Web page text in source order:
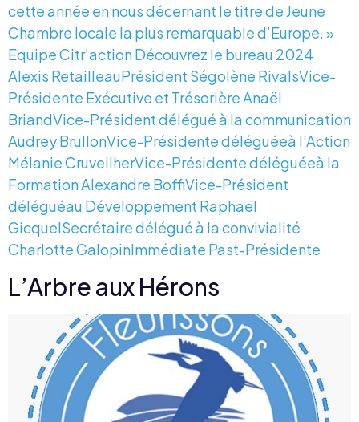
cette année en nous décernant le titre de Jeune
Chambre locale la plus remarquable d’Europe. »
Equipe Citr’action Découvrez le bureau 2024
Alexis RetailleauPrésident Ségolène RivalsVice-
Présidente Exécutive et Trésorière Anaël
BriandVice-Président délégué à la communication
Audrey BrullonVice-Présidente déléguéeà l’Action
Mélanie CruveilherVice-Présidente déléguéeà la
Formation Alexandre BoffiVice-Président
déléguéau Développement Raphaël
GicquelSecrétaire délégué à la convivialité
Charlotte GalopinImmédiate Past-Présidente
L’Arbre aux Hérons